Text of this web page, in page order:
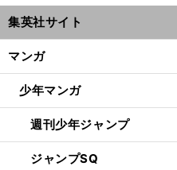
集英社サイト
マンガ
少年マンガ
週刊少年ジャンプ
ジャンプSQ